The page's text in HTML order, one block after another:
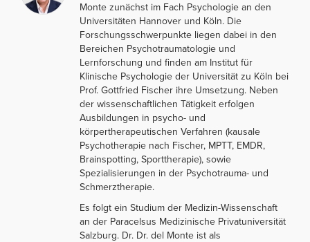
Monte zunächst im Fach Psychologie an den
Universitäten Hannover und Köln. Die
Forschungsschwerpunkte liegen dabei in den
Bereichen Psychotraumatologie und
Lernforschung und finden am Institut für
Klinische Psychologie der Universität zu Köln bei
Prof. Gottfried Fischer ihre Umsetzung. Neben
der wissenschaftlichen Tätigkeit erfolgen
Ausbildungen in psycho- und
körpertherapeutischen Verfahren (kausale
Psychotherapie nach Fischer, MPTT, EMDR,
Brainspotting, Sporttherapie), sowie
Spezialisierungen in der Psychotrauma- und
Schmerztherapie.
Es folgt ein Studium der Medizin-Wissenschaft
an der Paracelsus Medizinische Privatuniversität
Salzburg. Dr. Dr. del Monte ist als